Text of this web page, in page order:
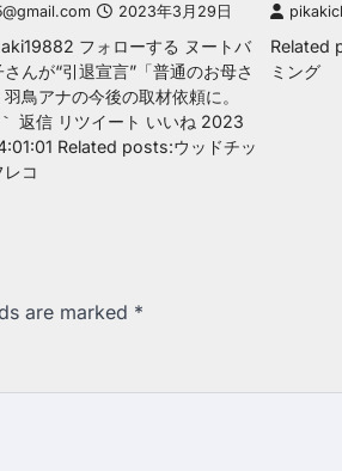
2023年3月29日
フォローする ヌートバ
んが“引退宣言”「普通のお母さ
鳥アナの今後の取材依頼に。
返信 リツイート いいね 2023
Related posts:ウッドチッ
コ
Related
ミング
are marked *